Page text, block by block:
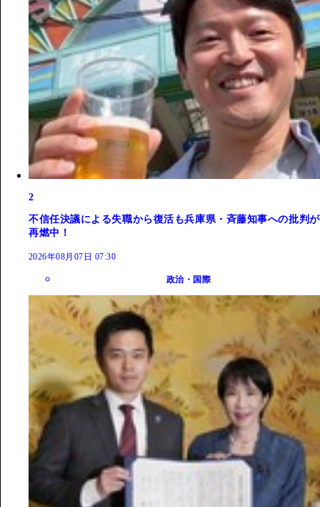
2
不信任決議による失職から復活も兵庫県・斉藤知事への批判が
再燃中！
2026年08月07日 07:30
政治・国際